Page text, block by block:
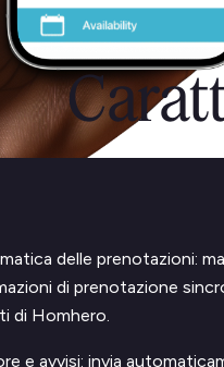
delle prenotazioni:
di prenotazione
di Homhero.
e avvisi: invia